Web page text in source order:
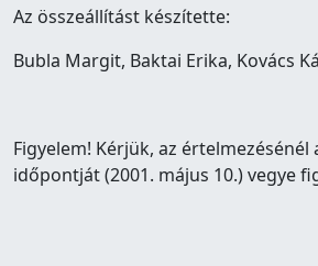
Az összeállítást készítette:
Bubla Margit, Baktai Erika, Kovács
Figyelem! Kérjük, az értelmezésénél
időpontját (2001. május 10.) vegye